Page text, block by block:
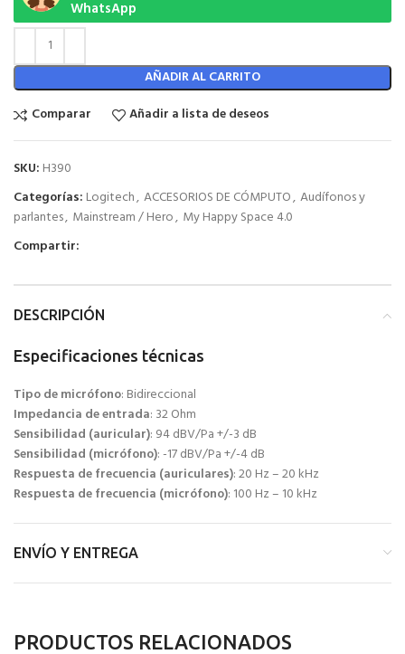
WhatsApp
AÑADIR AL CARRITO
Comparar
Añadir a lista de deseos
SKU: H390
Categorías: Logitech, ACCESORIOS DE CÓMPUTO, Audífonos y
parlantes, Mainstream / Hero, My Happy Space 4.0
Compartir:
DESCRIPCIÓN
Especificaciones técnicas
Tipo de micrófono: Bidireccional
Impedancia de entrada: 32 Ohm
Sensibilidad (auricular): 94 dBV/Pa +/-3 dB
Sensibilidad (micrófono): -17 dBV/Pa +/-4 dB
Respuesta de frecuencia (auriculares): 20 Hz – 20 kHz
Respuesta de frecuencia (micrófono): 100 Hz – 10 kHz
ENVÍO Y ENTREGA
PRODUCTOS RELACIONADOS